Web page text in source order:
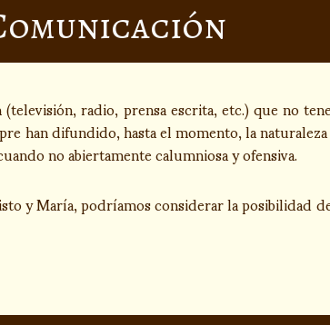
radio, prensa escrita, etc.) que no
han difundido, hasta el momento, la
no abiertamente calumniosa y ofensiva.
y María, podríamos considerar la posibilidad